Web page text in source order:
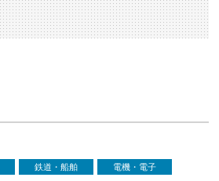
鉄道・船舶 電機・電子